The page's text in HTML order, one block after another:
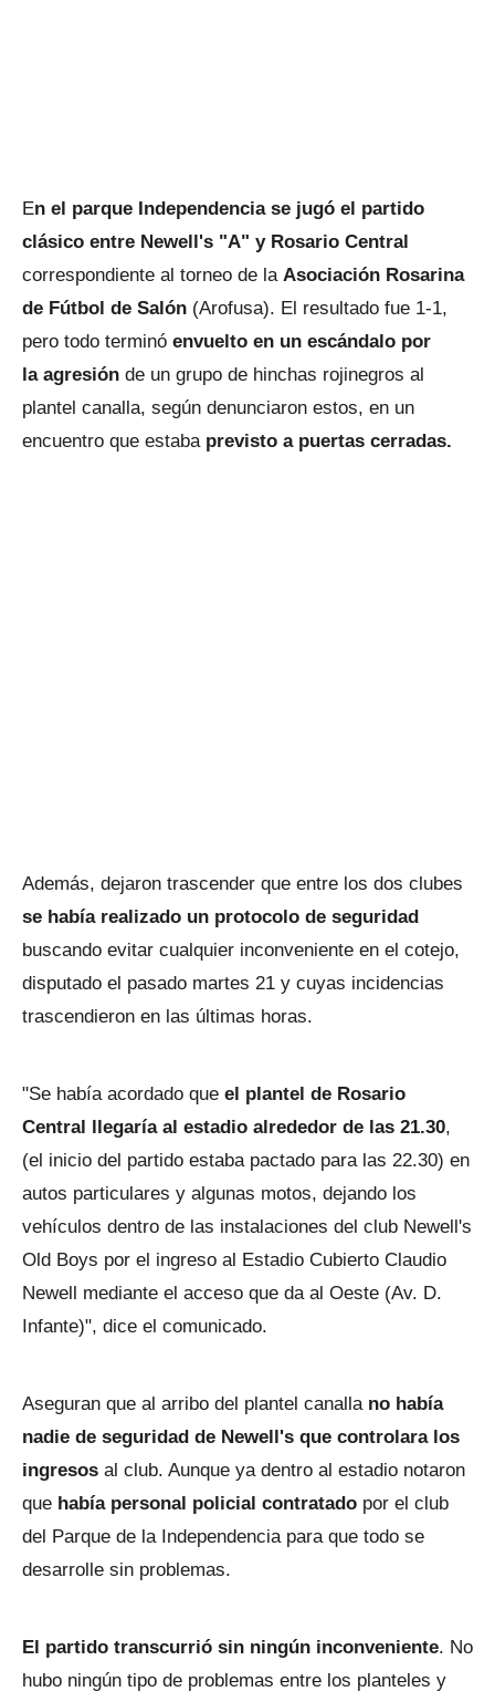
En el parque Independencia se jugó el partido
clásico entre Newell's "A" y Rosario Central
correspondiente al torneo de la Asociación Rosarina
de Fútbol de Salón (Arofusa). El resultado fue 1-1,
pero todo terminó envuelto en un escándalo por
la agresión de un grupo de hinchas rojinegros al
plantel canalla, según denunciaron estos, en un
encuentro que estaba previsto a puertas cerradas.
Además, dejaron trascender que entre los dos clubes
se había realizado un protocolo de seguridad
buscando evitar cualquier inconveniente en el cotejo,
disputado el pasado martes 21 y cuyas incidencias
trascendieron en las últimas horas.
"Se había acordado que el plantel de Rosario
Central llegaría al estadio alrededor de las 21.30,
(el inicio del partido estaba pactado para las 22.30) en
autos particulares y algunas motos, dejando los
vehículos dentro de las instalaciones del club Newell's
Old Boys por el ingreso al Estadio Cubierto Claudio
Newell mediante el acceso que da al Oeste (Av. D.
Infante)", dice el comunicado.
Aseguran que al arribo del plantel canalla no había
nadie de seguridad de Newell's que controlara los
ingresos al club. Aunque ya dentro al estadio notaron
que había personal policial contratado por el club
del Parque de la Independencia para que todo se
desarrolle sin problemas.
El partido transcurrió sin ningún inconveniente. No
hubo ningún tipo de problemas entre los planteles y